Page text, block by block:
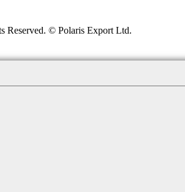
Reserved. © Polaris Export Ltd.